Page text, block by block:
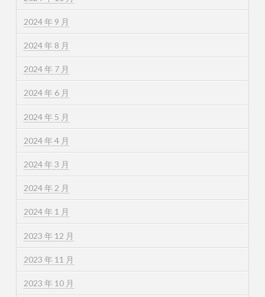
2024 年 9 月
2024 年 8 月
2024 年 7 月
2024 年 6 月
2024 年 5 月
2024 年 4 月
2024 年 3 月
2024 年 2 月
2024 年 1 月
2023 年 12 月
2023 年 11 月
2023 年 10 月